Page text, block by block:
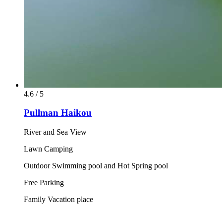
4.6 / 5
Pullman Haikou
River and Sea View
Lawn Camping
Outdoor Swimming pool and Hot Spring pool
Free Parking
Family Vacation place